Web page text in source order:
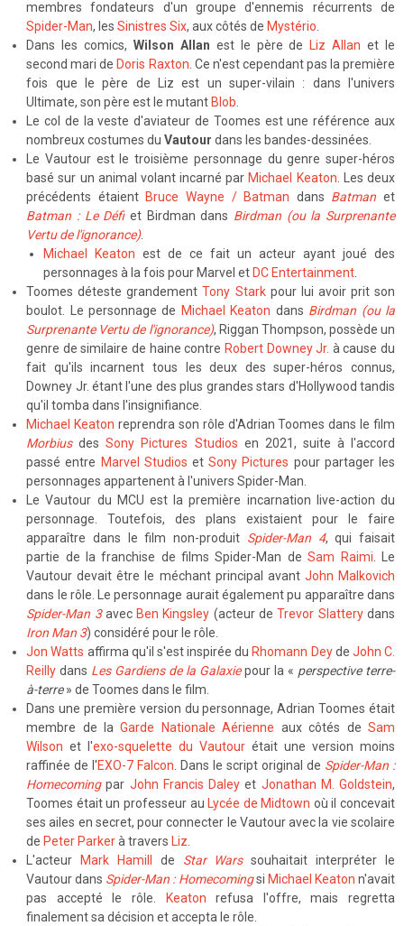
membres fondateurs d'un groupe d'ennemis récurrents de
Spider-Man, lesSinistres Six, aux côtés de Mystério.
Dans les comics, Wilson Allan est le père de Liz Allan et le
second mari de Doris Raxton. Ce n'est cependant pas la première
fois que le père de Liz est un super-vilain : dans l'univers
Ultimate, son père est le mutant Blob.
Le col de la veste d'aviateur de Toomes est une référence aux
nombreux costumes duVautour dans les bandes-dessinées.
Le Vautour est le troisième personnage du genre super-héros
basé sur un animal volant incarné par Michael Keaton. Les deux
précédents étaient Bruce Wayne / Batman dans Batman et
Batman : Le Défiet Birdman dans Birdman (ou la Surprenante
Vertu de l'ignorance).
Michael Keaton est de ce fait un acteur ayant joué des
personnages à la fois pour Marvel et DC Entertainment.
Toomes déteste grandementTony Starkpour lui avoir prit son
boulot. Le personnage de Michael Keaton dans Birdman (ou la
Surprenante Vertu de l'ignorance), Riggan Thompson, possède un
genre de similaire de haine contre Robert Downey Jr. à cause du
fait qu'ils incarnent tous les deux des super-héros connus,
Downey Jr. étant l'une des plus grandes stars d'Hollywood tandis
qu'il tomba dans l'insignifiance.
Michael Keaton reprendra son rôle d'Adrian Toomes dans le film
MorbiusdesSony Pictures Studios en 2021, suite à l'accord
passé entre Marvel Studios etSony Pictures pour partager les
personnages appartenent à l'univers Spider-Man.
Le Vautour du MCU est la première incarnation live-action du
personnage. Toutefois, des plans existaient pour le faire
apparaître dans le film non-produit Spider-Man 4, qui faisait
partie de la franchise de films Spider-Man deSam Raimi. Le
Vautour devait être le méchant principal avant John Malkovich
dans le rôle. Le personnage aurait également pu apparaître dans
Spider-Man 3avec Ben Kingsley (acteur deTrevor Slatterydans
Iron Man 3) considéré pour le rôle.
Jon Watts affirma qu'il s'est inspirée du Rhomann Deyde John C.
Reilly dans Les Gardiens de la Galaxiepour la « perspective terre-
à-terre» de Toomes dans le film.
Dans une première version du personnage, Adrian Toomes était
membre de laGarde Nationale Aérienne aux côtés deSam
Wilson et l'exo-squelette du Vautour était une version moins
raffinée de l'EXO-7 Falcon. Dans le script original de Spider-Man :
Homecomingpar John Francis Daley et Jonathan M. Goldstein,
Toomes était un professeur au Lycée de Midtown où il concevait
ses ailes en secret, pour connecter le Vautour avec la vie scolaire
de Peter Parkerà travers Liz.
L'acteur
Mark Hamill de Star Warssouhaitait interpréter le
Vautour dans Spider-Man : Homecoming si Michael Keaton n'avait
pas accepté le rôle.
Keaton refusa l'offre, mais regretta
finalement sa décision et accepta le rôle.